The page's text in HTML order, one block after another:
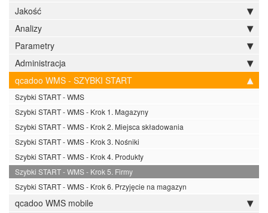
Jakość
Analizy
Parametry
Administracja
qcadoo WMS - SZYBKI START
Szybki START - WMS
Szybki START - WMS - Krok 1. Magazyny
Szybki START - WMS - Krok 2. Miejsca składowania
Szybki START - WMS - Krok 3. Nośniki
Szybki START - WMS - Krok 4. Produkty
Szybki START - WMS - Krok 5. Firmy
Szybki START - WMS - Krok 6. Przyjęcie na magazyn
qcadoo WMS mobile